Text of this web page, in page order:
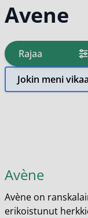
Avene
Rajaa
tuotteita
Jokin meni
Avène
Avène on
erikoistunut